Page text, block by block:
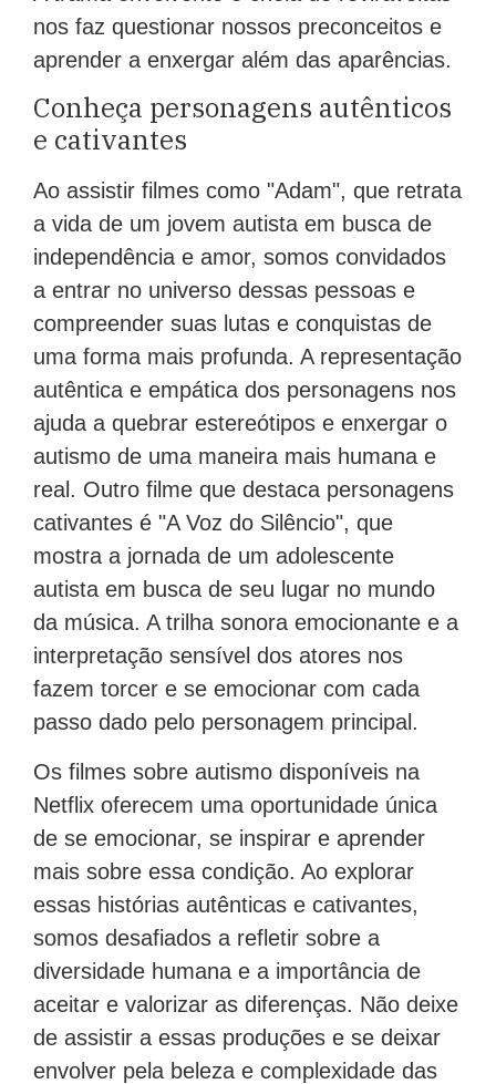
nos faz questionar nossos preconceitos e
aprender a enxergar além das aparências.
Conheça personagens autênticos
e cativantes
Ao assistir filmes como "Adam", que retrata
a vida de um jovem autista em busca de
independência e amor, somos convidados
a entrar no universo dessas pessoas e
compreender suas lutas e conquistas de
uma forma mais profunda. A representação
autêntica e empática dos personagens nos
ajuda a quebrar estereótipos e enxergar o
autismo de uma maneira mais humana e
real. Outro filme que destaca personagens
cativantes é "A Voz do Silêncio", que
mostra a jornada de um adolescente
autista em busca de seu lugar no mundo
da música. A trilha sonora emocionante e a
interpretação sensível dos atores nos
fazem torcer e se emocionar com cada
passo dado pelo personagem principal.
Os filmes sobre autismo disponíveis na
Netflix oferecem uma oportunidade única
de se emocionar, se inspirar e aprender
mais sobre essa condição. Ao explorar
essas histórias autênticas e cativantes,
somos desafiados a refletir sobre a
diversidade humana e a importância de
aceitar e valorizar as diferenças. Não deixe
de assistir a essas produções e se deixar
envolver pela beleza e complexidade das